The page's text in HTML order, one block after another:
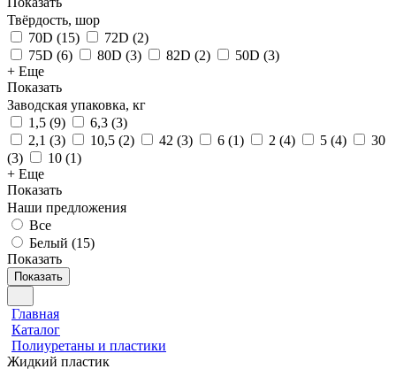
Твёрдость, шор
70D (15) 72D (2)
75D (6) 80D (3) 82D (2) 50D (3)
+ Еще
Показать
Заводская упаковка, кг
1,5 (9) 6,3 (3)
2,1 (3) 10,5 (2) 42 (3) 6 (1) 2 (4) 5 (4)
30
(3) 10 (1)
+ Еще
Показать
Наши предложения
Все
Белый (15)
Показать
Показать
Главная
Каталог
Полиуретаны и пластики
Жидкий пластик